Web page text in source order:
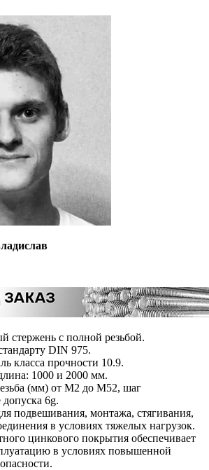
стержень с полной резьбой.
DIN 975.
класса прочности 10.9.
1000 и 2000 мм.
(мм) от М2 до М52, шаг
6g.
подвешивания, монтажа, стягивания,
в условиях тяжелых нагрузок.
цинкового покрытия обеспечивает
в условиях повышенной